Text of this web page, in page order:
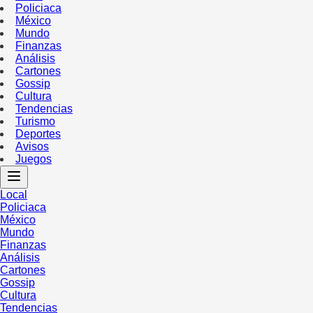
Policiaca
México
Mundo
Finanzas
Análisis
Cartones
Gossip
Cultura
Tendencias
Turismo
Deportes
Avisos
Juegos
Local
Policiaca
México
Mundo
Finanzas
Análisis
Cartones
Gossip
Cultura
Tendencias